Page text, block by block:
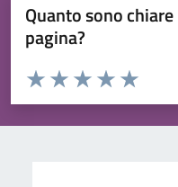
Quanto sono
pagina?
Valuta da 1 a 5 stelle la pagina
Valuta 5
Valuta 4
Valuta 3 stelle
Valuta 2 stelle su 5
Valuta 1 stelle su 5